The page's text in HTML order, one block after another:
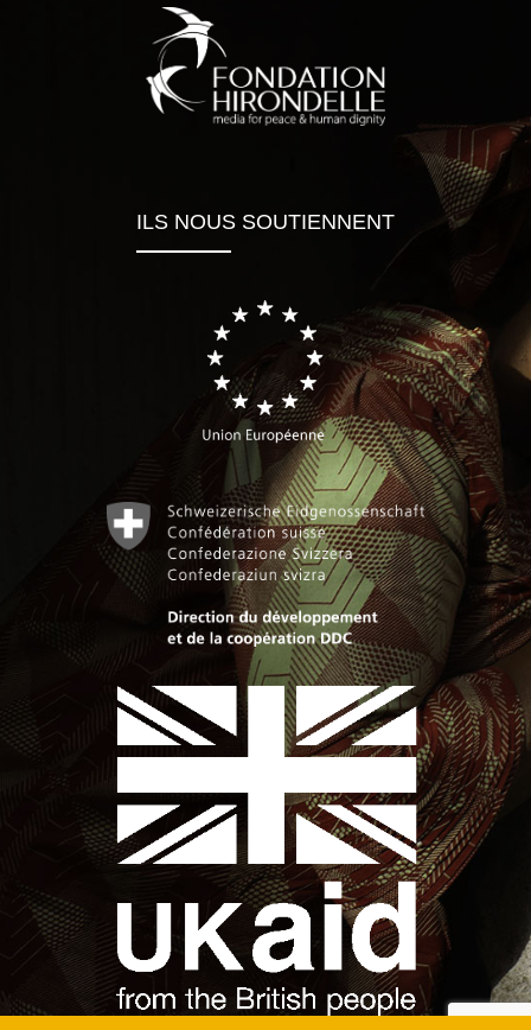
ILS NOUS SOUTIENNENT